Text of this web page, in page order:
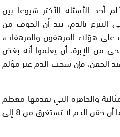
أحد الأسئلة الأكثر شيوعا بين
التبرع بالدم، بيد أن الخوف من
هؤلاء المرهفون والمرهفات،
من الإبرة، أن يعلموا أنه بغض
الحقن، فإن سحب الدم غير مؤلم
والجاهزة التي يقدمها معظم
أولئك الذين يتجنبون التبرع، علما أن حقن الدم لا تستغرق من 8 إلى